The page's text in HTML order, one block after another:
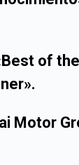
of
.
Motor